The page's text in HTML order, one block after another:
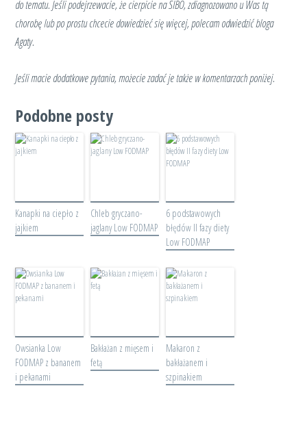
do tematu. Jeśli podejrzewacie, że cierpicie na SIBO, zdiagnozowano u Was tą
chorobę lub po prostu chcecie dowiedzieć się więcej, polecam odwiedzić bloga
Agaty.
Jeśli macie dodatkowe pytania, możecie zadać je także w komentarzach poniżej.
Podobne posty
Kanapki na ciepło z
jajkiem
Chleb gryczano-
jaglany Low FODMAP
6 podstawowych
błędów II fazy diety
Low FODMAP
Owsianka Low
FODMAP z bananem
i pekanami
Bakłażan z mięsem i
fetą
Makaron z
bakłażanem i
szpinakiem